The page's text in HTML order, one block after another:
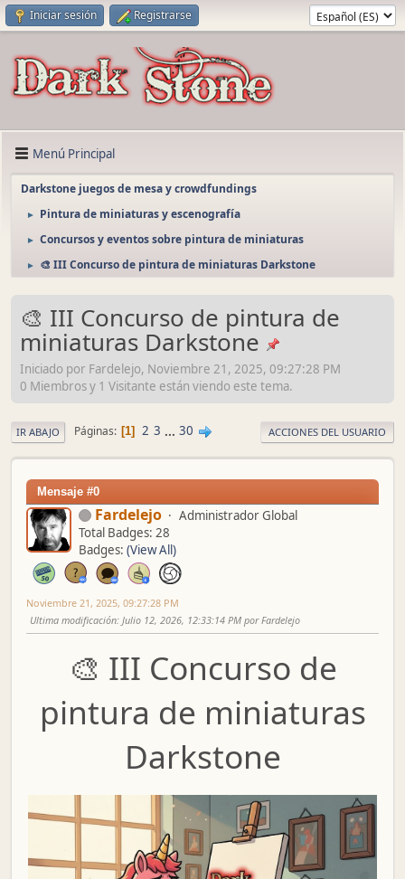
Iniciar sesión Registrarse
Menú Principal
Darkstone juegos de mesa y crowdfundings
► Pintura de miniaturas y escenografía
► Concursos y eventos sobre pintura de miniaturas
► 🎨 III Concurso de pintura de miniaturas Darkstone
🎨 III Concurso de pintura de
miniaturas Darkstone
Iniciado por Fardelejo, Noviembre 21, 2025, 09:27:28 PM
0 Miembros y 1 Visitante están viendo este tema.
IR ABAJO Páginas 1 2 3 ... 30 ACCIONES DEL USUARIO
Mensaje #0
Fardelejo
Administrador Global
Total Badges: 28
Badges: (View All)
Noviembre 21, 2025, 09:27:28 PM
Ultima modificación: Julio 12, 2026, 12:33:14 PM por Fardelejo
🎨 III Concurso de
pintura de miniaturas
Darkstone